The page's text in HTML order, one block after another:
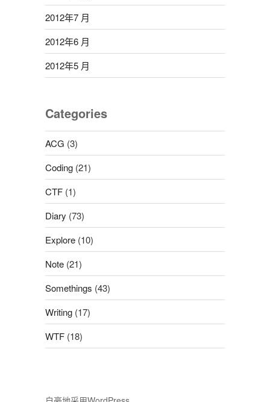
2012年7 月
2012年6 月
2012年5 月
Categories
ACG (3)
Coding(21)
CTF(1)
Diary (73)
Explore(10)
Note(21)
Somethings (43)
Writing(17)
WTF(18)